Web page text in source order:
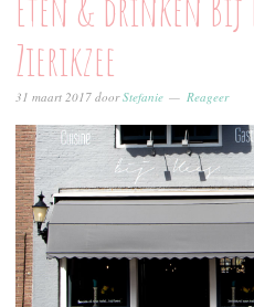
Zierikzee
31 maart 2017doorStefanie Reageer